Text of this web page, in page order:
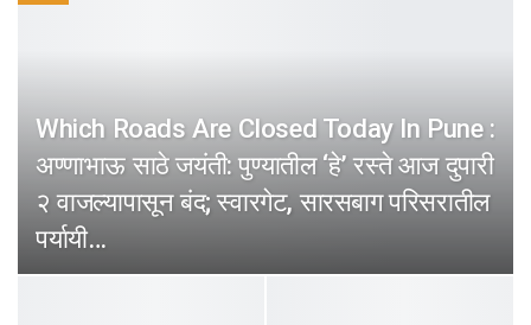
Which Roads Are Closed Today In Pune :
अण्णाभाऊ साठे जयंती: पुण्यातील ‘हे’ रस्ते आज दुपारी
२ वाजल्यापासून बंद; स्वारगेट, सारसबाग परिसरातील
पर्यायी…
Editorial Team Aug 1, 2026 0